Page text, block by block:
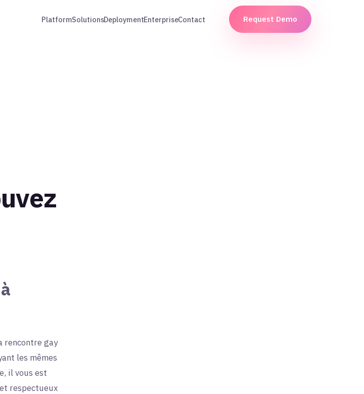
PlatformSolutionsDeploymentEnterpriseContact Request Demo
rencontre gay
les mêmes
il vous est
respectueux